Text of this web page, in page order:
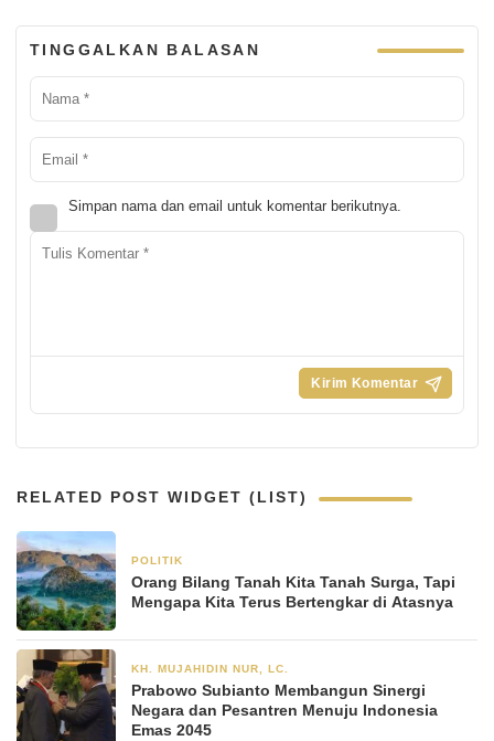
TINGGALKAN BALASAN
Simpan nama dan email untuk komentar berikutnya.
RELATED POST WIDGET (LIST)
POLITIK
Orang Bilang Tanah Kita Tanah Surga, Tapi
Mengapa Kita Terus Bertengkar di Atasnya
KH. MUJAHIDIN NUR, LC.
Prabowo Subianto Membangun Sinergi
Negara dan Pesantren Menuju Indonesia
Emas 2045